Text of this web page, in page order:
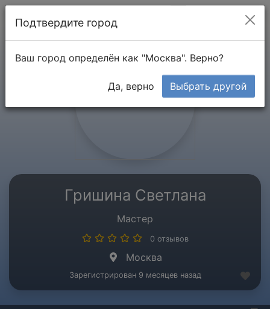
Гришина Светлана
Мастер
0 отзывов
Москва
Зарегистрирован 9 месяцев назад
Подтвердите город
Ваш город определён как "Москва". Верно?
Да, верно Выбрать другой